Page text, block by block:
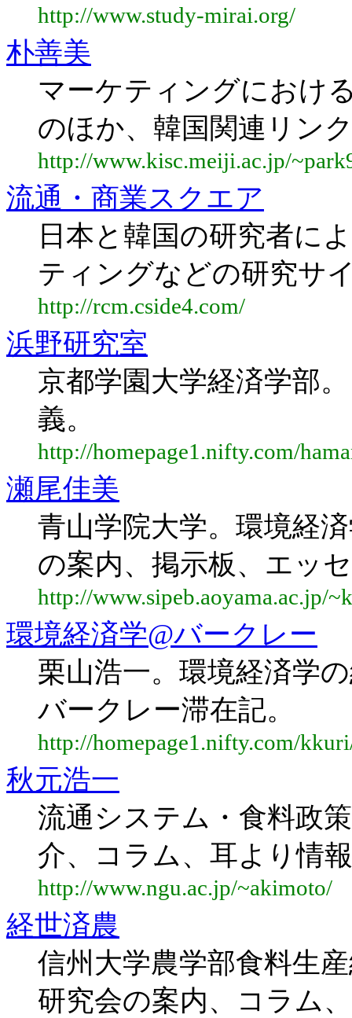
http://www.study-mirai.org/
朴善美
マーケティングにおけ
のほか、韓国関連リン
http://www.kisc.meiji.ac.jp/
流通・商業スクエア
日本と韓国の研究者に
ティングなどの研究サ
http://rcm.cside4.com/
浜野研究室
京都学園大学経済学部
義。
http://homepage1.nifty.com/
瀬尾佳美
青山学院大学。環境経
の案内、掲示板、エッ
http://www.sipeb.aoyama.ac.jp/
環境経済学@バークレー
栗山浩一。環境経済学
バークレー滞在記。
http://homepage1.nifty.com/
秋元浩一
流通システム・食料政
介、コラム、耳より情
http://www.ngu.ac.jp/~akimoto/
経世済農
信州大学農学部食料生
研究会の案内、コラム